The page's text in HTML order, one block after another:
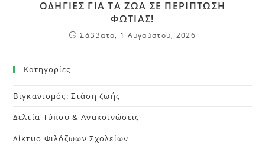
ΟΔΗΓΙΕΣ ΓΙΑ ΤΑ ΖΩΑ ΣΕ ΠΕΡΙΠΤΩΣΗ
ΦΩΤΙΑΣ!
Σάββατο, 1 Αυγούστου, 2026
Kατηγορίες
Βιγκανισμός: Στάση ζωής
Δελτία Τύπου & Ανακοινώσεις
Δίκτυο Φιλόζωων Σχολείων